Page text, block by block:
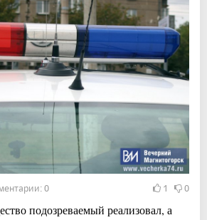
0 1 0
подозреваемый реализовал, а